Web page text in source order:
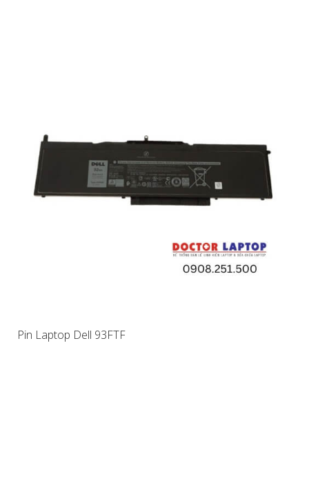
Pin Laptop Dell 93FTF